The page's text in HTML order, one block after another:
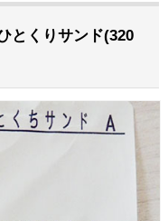
とくりサンド(320